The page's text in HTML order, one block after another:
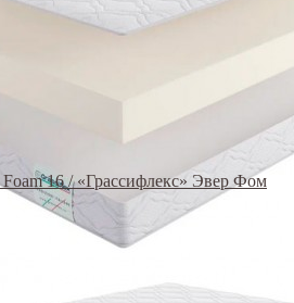
16 / «Грассифлекс» Эвер Фом